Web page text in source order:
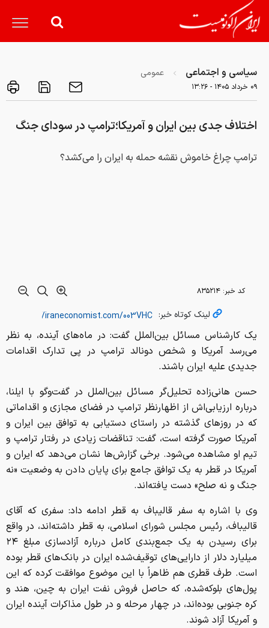
سیاسی و اجتماعی عمومی
۰۹ خرداد ۱۴۰۵ - ۱۳:۲۶
اختلاف جدی بین ایران و آمریکا؛ترامپ در سودای جنگ
ترامپ چراغ خاموش نقشه حمله به ایران را می‌کشد؟
کد خبر: ۸۳۵۲۱۴
لینک کوتاه خبر:
یک کارشناس مسائل بین‌الملل گفت: در ماه‌های آینده، به نظر
می‌رسد آمریکا و شخص دونالد ترامپ در پی تدارک اقدامات
جدیدی علیه ایران باشند.
حسن هانی‌زاده تحلیل‌گر مسائل بین‌الملل در گفت‌وگو با ایلنا،
درباره ارزیابی‌اش از اظهارنظر ترامپ در فضای مجازی و اقداماتی
که در روزهای گذشته در راستای دستیابی به توافق بین ایران و
آمریکا صورت گرفته است، گفت: تناقضات زیادی در رفتار ترامپ و
تیم او مشاهده می‌شود. برخی گزارش‌ها نشان می‌دهد که ایران و
آمریکا در قطر به یک توافق جامع برای پایان دادن به وضعیت «نه
جنگ و نه صلح» دست یافته‌اند.
وی با اشاره به سفر قالیباف به قطر ادامه داد: سفری که آقای
قالیباف، رئیس مجلس شورای اسلامی، به قطر داشته‌اند، در واقع
برای رسیدن به یک جمع‌بندی کامل درباره آزادسازی مبلغ ۲۴
میلیارد دلار از دارایی‌های توقیف‌شده ایران در بانک‌های قطر بوده
است. طرف قطری هم ظاهراً با این موضوع موافقت کرده که این
پول‌های بلوکه‌شده، که حاصل فروش نفت ایران به چین، هند و
کره جنوبی بوده‌اند، در چهار مرحله و در طول مذاکرات آینده ایران
و آمریکا آزاد شوند.